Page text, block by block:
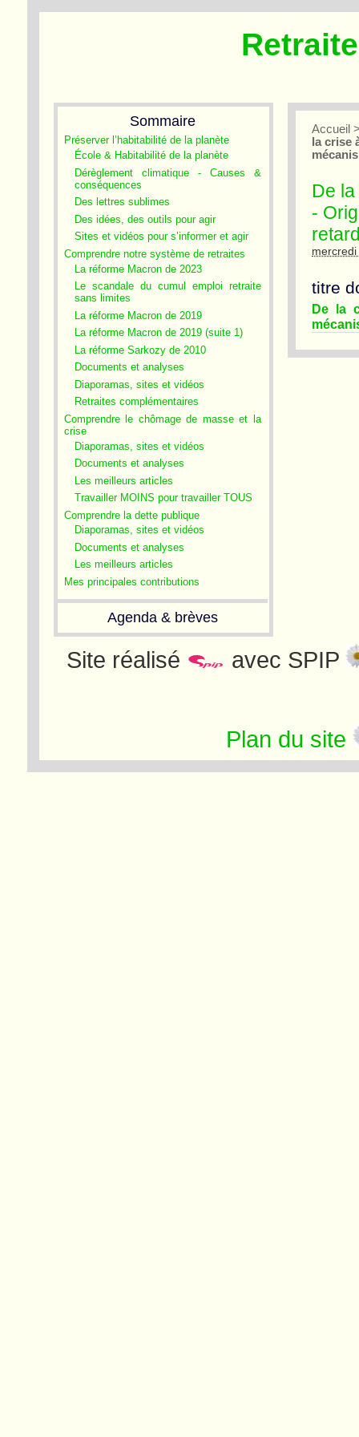
Sommaire
Préserver l’habitabilité de la planète
École & Habitabilité de la planète
Dérèglement climatique - Causes &
conséquences
Des lettres sublimes
Des idées, des outils pour agir
Sites et vidéos pour s’informer et agir
Comprendre notre système de retraites
La réforme Macron de 2023
Le scandale du cumul emploi retraite
sans limites
La réforme Macron de 2019
La réforme Macron de 2019 (suite 1)
La réforme Sarkozy de 2010
Documents et analyses
Diaporamas, sites et vidéos
Retraites complémentaires
Comprendre le chômage de masse et la
crise
Diaporamas, sites et vidéos
Documents et analyses
Les meilleurs articles
Travailler MOINS pour travailler TOUS
Comprendre la dette publique
Diaporamas, sites et vidéos
Documents et analyses
Les meilleurs articles
Mes principales contributions
Agenda & brèves
Accueil
la crise
De
-
titre
De la
Site réalisé avec SPIP
Plan du site